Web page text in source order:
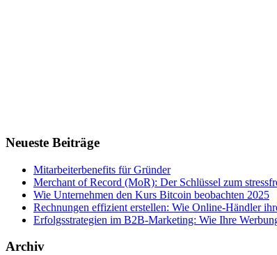
Neueste Beiträge
Mitarbeiterbenefits für Gründer
Merchant of Record (MoR): Der Schlüssel zum
Wie Unternehmen den Kurs Bitcoin beobachten 2025
Rechnungen effizient erstellen: Wie Online-Händler
Erfolgsstrategien im B2B-Marketing: Wie Ihre
Archiv